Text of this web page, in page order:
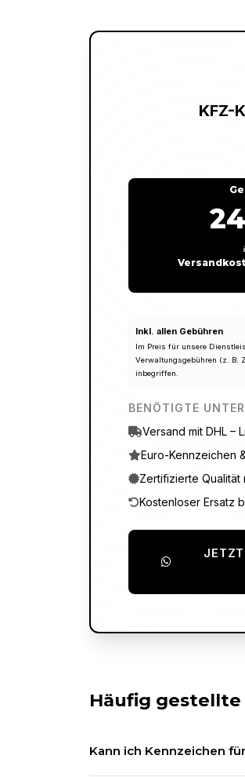
KFZ-
Inkl. allen Gebühren
Im Preis für unsere
Verwaltungsgebühren (z. B.
inbegriffen.
BENÖTIGTE
Versand mit DHL –
Euro-Kennzeichen
Zertifizierte Qualität
Kostenloser Ersatz
JETZT
Häufig gestellte
Kann ich Kennzeichen